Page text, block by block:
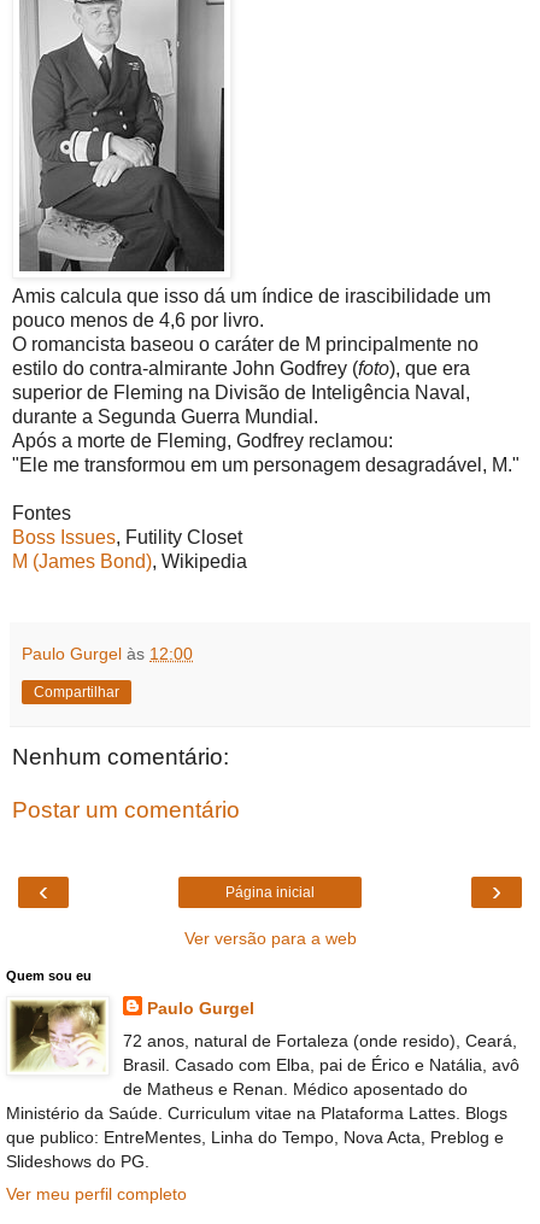
Amis calcula que isso dá um índice de irascibilidade um
pouco menos de 4,6 por livro.
O romancista baseou o caráter de M principalmente no
estilo do contra-almirante John Godfrey (foto), que era
superior de Fleming na Divisão de Inteligência Naval,
durante a Segunda Guerra Mundial.
Após a morte de Fleming, Godfrey reclamou:
"Ele me transformou em um personagem desagradável, M."
Fontes
Boss Issues, Futility Closet
M (James Bond), Wikipedia
Paulo Gurgel às 12:00
Compartilhar
Nenhum comentário:
Postar um comentário
‹ ›
Página inicial
Ver versão para a web
Quem sou eu
Paulo Gurgel
72 anos, natural de Fortaleza (onde resido), Ceará,
Brasil. Casado com Elba, pai de Érico e Natália, avô
de Matheus e Renan. Médico aposentado do
Ministério da Saúde. Curriculum vitae na Plataforma Lattes. Blogs
que publico: EntreMentes, Linha do Tempo, Nova Acta, Preblog e
Slideshows do PG.
Ver meu perfil completo